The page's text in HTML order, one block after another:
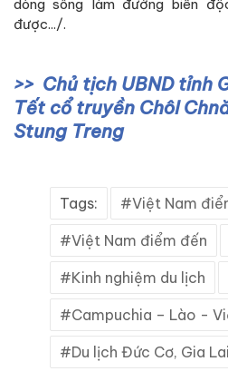
dòng sông làm đường biên
được.../.
Chủ tịch UBND tỉnh
Tết cổ truyền Chôl
Stung Treng
Tags: Việt Nam
Việt Nam điểm đến
Kinh nghiệm du lịch
Campuchia – Lào -
Du lịch Đức Cơ, Gia Lai